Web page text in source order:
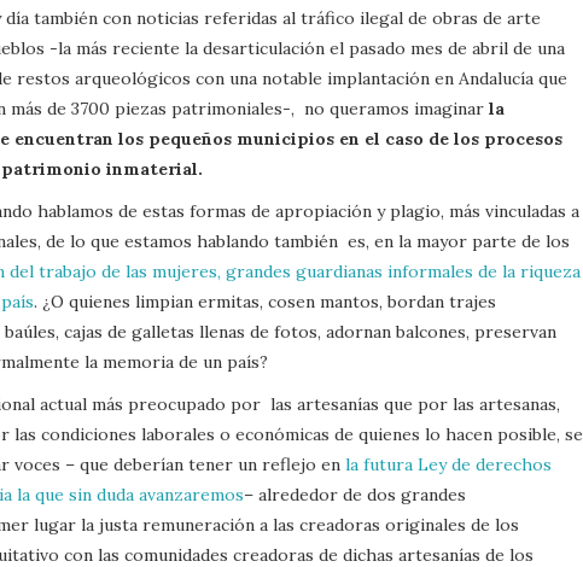
día también con noticias referidas al tráfico ilegal de obras de arte
-la más reciente la desarticulación el pasado mes de abril de una
restos arqueológicos con una notable implantación en Andalucía que
más de 3700 piezas patrimoniales-, no queramos imaginar la
encuentran los pequeños municipios en el caso de los procesos
patrimonio inmaterial.
hablamos de estas formas de apropiación y plagio, más vinculadas a
de lo que estamos hablando también es, en la mayor parte de los
del trabajo de las mujeres, grandes guardianas informales de la riqueza
. ¿O quienes limpian ermitas, cosen mantos, bordan trajes
cajas de galletas llenas de fotos, adornan balcones, preservan
la memoria de un país?
actual más preocupado por las artesanías que por las artesanas,
condiciones laborales o económicas de quienes lo hacen posible, se
voces – que deberían tener un reflejo en la futura Ley de derechos
la que sin duda avanzaremos– alrededor de dos grandes
lugar la justa remuneración a las creadoras originales de los
con las comunidades creadoras de dichas artesanías de los